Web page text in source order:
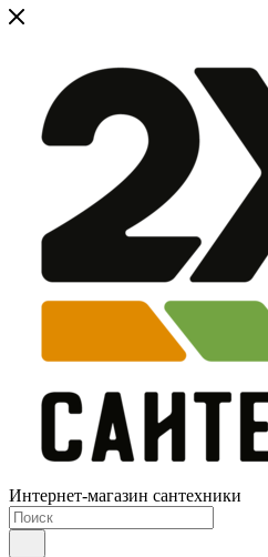
Интернет-магазин сантехники